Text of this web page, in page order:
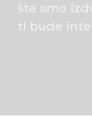
šta smo
ti bude